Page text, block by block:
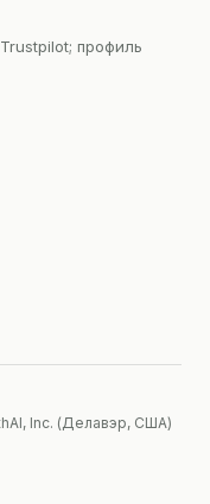
профиль
Inc. (Делавэр, США)